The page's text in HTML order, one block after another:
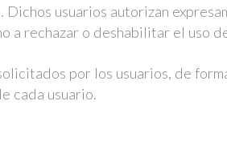
usuarios autorizan
a rechazar o deshabilitar el uso
por los usuarios, de
cada usuario.